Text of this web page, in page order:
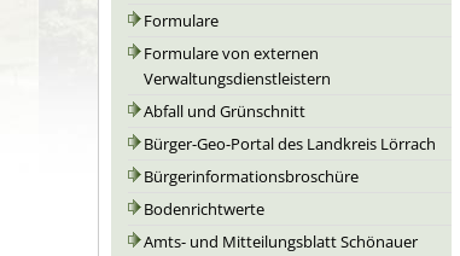
Formulare
Formulare von externen
Verwaltungsdienstleistern
Abfall und Grünschnitt
Bürger-Geo-Portal des Landkreis Lörrach
Bürgerinformationsbroschüre
Bodenrichtwerte
Amts- und Mitteilungsblatt Schönauer